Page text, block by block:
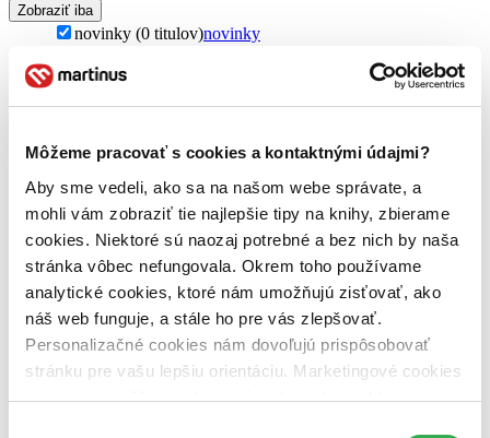
Môžeme pracovať s cookies a kontaktnými údajmi?
Aby sme vedeli, ako sa na našom webe správate, a
mohli vám zobraziť tie najlepšie tipy na knihy, zbierame
cookies. Niektoré sú naozaj potrebné a bez nich by naša
stránka vôbec nefungovala. Okrem toho používame
analytické cookies, ktoré nám umožňujú zisťovať, ako
náš web funguje, a stále ho pre vás zlepšovať.
Personalizačné cookies nám dovoľujú prispôsobovať
stránku pre vašu lepšiu orientáciu. Marketingové cookies
nám zas umožňujú zobrazenie relevantnej reklamy.
Zobraziť iba
novinky (0 titulov)novinky
Dostupnosť
pripravujeme (0 titulov)pripravujeme
dostupná (bez vypredaných) (0 titulov)dostupná (bez
Nové / čítané
nová (0 titulov)nová
čítaná (0 titulov)čítaná
čítaná - výborný stav (0 titulov)
čítaná - výborný stav
čítaná - mierne opotrebovaná (0 titulov)čítaná - mierne
opotrebovaná
čítané verzie vypredaných kníh (0 titulov)čítané verzie